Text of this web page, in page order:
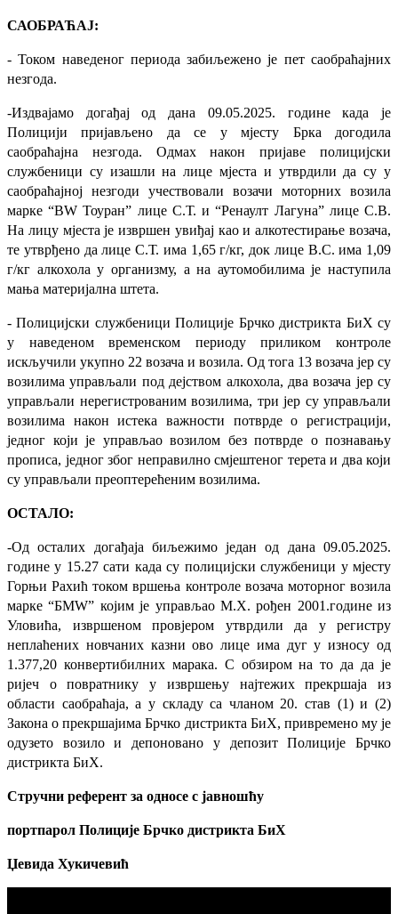
САОБРАЋАЈ:
- Током наведеног периода забиљежено је пет саобраћајних
незгода.
-Издвајамо догађај од дана 09.05.2025. године када је
Полицији пријављено да се у мјесту Брка догодила
саобраћајна незгода. Одмах након пријаве полицијски
службеници су изашли на лице мјеста и утврдили да су у
саобраћајној незгоди учествовали возачи моторних возила
марке “ВW Тоуран” лице С.Т. и “Ренаулт Лагуна” лице С.В.
На лицу мјеста је извршен увиђај као и алкотестирање возача,
те утврђено да лице С.Т. има 1,65 г/кг, док лице В.С. има 1,09
г/кг алкохола у организму, а на аутомобилима је наступила
мања материјална штета.
-Полицијски службеници Полиције Брчко дистрикта БиХ су
у наведеном временском периоду приликом контроле
искључили укупно 22 возача и возила. Од тога 13 возача јер су
возилима управљали под дејством алкохола, два возача јер су
управљали нерегистрованим возилима, три јер су управљали
возилима након истека важности потврде о регистрацији,
једног који је управљао возилом без потврде о познавању
прописа, једног због неправилно смјештеног терета и два који
су управљали преоптерећеним возилима.
ОСТАЛО:
-Од осталих догађаја биљежимо један од дана 09.05.2025.
године у 15.27 сати када су полицијски службеници у мјесту
Горњи Рахић током вршења контроле возача моторног возила
марке “БМW” којим је управљао М.Х. рођен 2001.године из
Уловића, извршеном провјером утврдили да у регистру
неплаћених новчаних казни ово лице има дуг у износу од
1.377,20 конвертибилних марака. С обзиром на то да да је
ријеч о повратнику у извршењу најтежих прекршаја из
области саобраћаја, а у складу са чланом 20. став (1) и (2)
Закона о прекршајима Брчко дистрикта БиХ, привремено му је
одузето возило и депоновано у депозит Полиције Брчко
дистрикта БиХ.
Стручни референт за односе с јавношћу
портпарол Полиције Брчко дистрикта БиХ
Џевида Хукичевић